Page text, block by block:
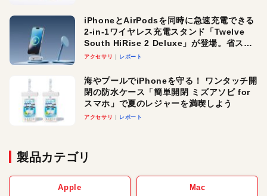
iPhoneとAirPodsを同時に急速充電できる
2-in-1ワイヤレス充電スタンド「Twelve
South HiRise 2 Deluxe」が登場。省スペ
ースでおしゃれに充電したい人にオスス
アクセサリ レポート
海やプールでiPhoneを守る！ ワンタッチ開
閉の防水ケース「簡単開閉 ミズアソビ for
スマホ」で夏のレジャーを満喫しよう
アクセサリ レポート
製品カテゴリ
Apple Mac